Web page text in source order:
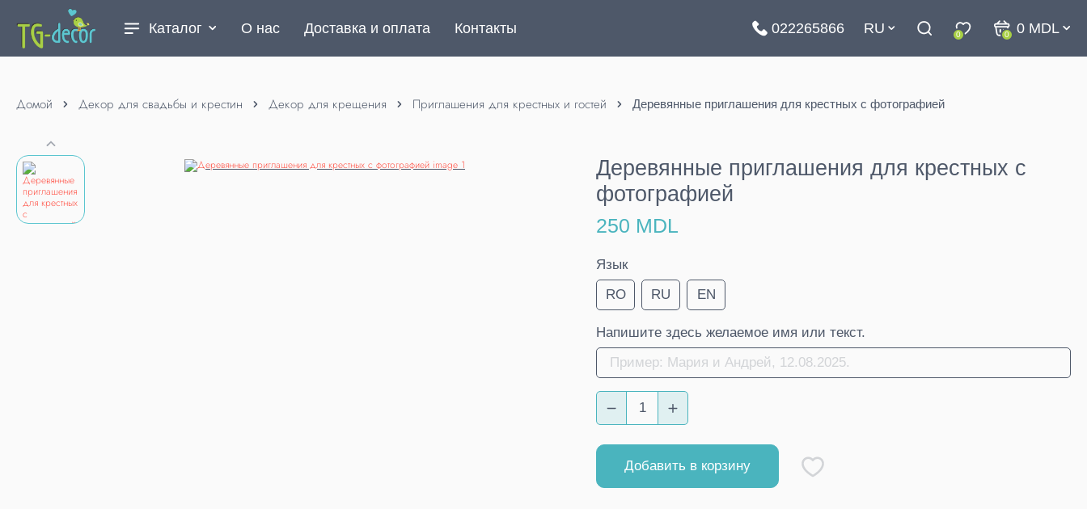
Каталог О нас Доставка и оплата Контакты 022265866 RU 0 0 0 MDL
Домой Декор для свадьбы и крестин Декор для крещения Приглашения для крестных и гостей Деревянные приглашения для крестных с фотографией
Деревянные приглашения для крестных с
фотографией
250 MDL
Язык
RO
RU EN
Напишите здесь желаемое имя или текст.
Добавить в корзину